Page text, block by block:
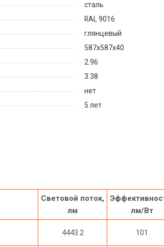
сталь
RAL 9016
глянцевый
587х587х40
2.96
3.38
нет
5 лет
Световой поток,
лм
лм/Вт
4443.2 101